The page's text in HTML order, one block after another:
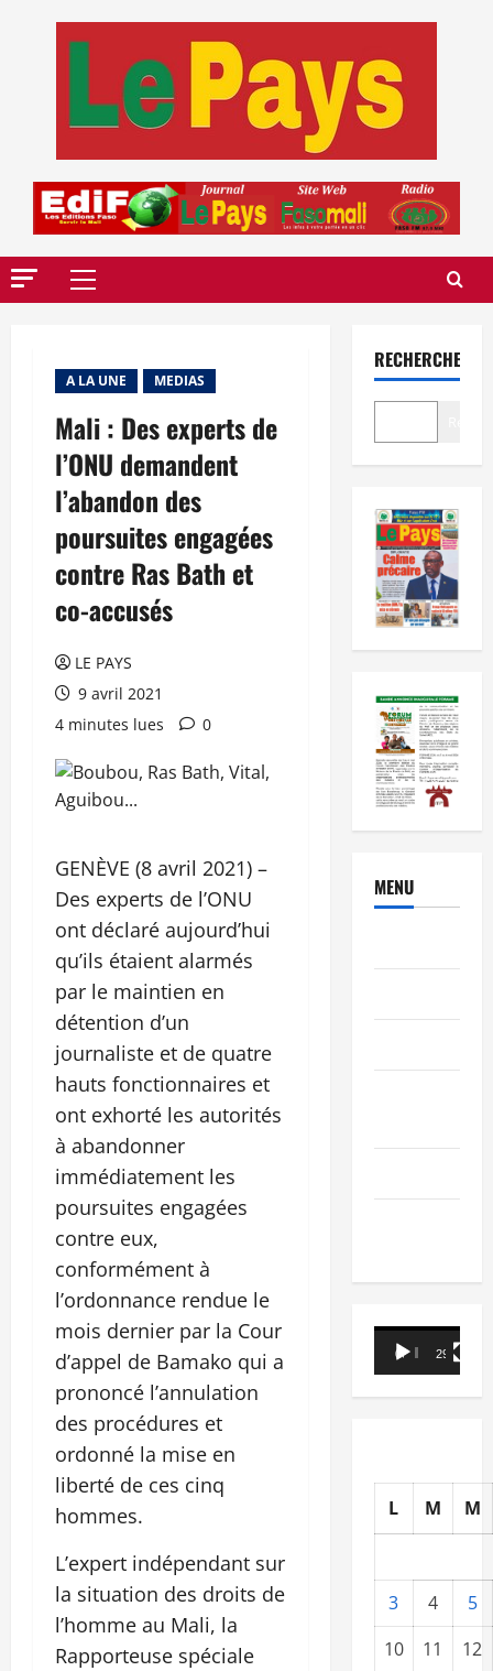
Menu
A LA UNE MEDIAS
Mali : Des experts de
l’ONU demandent
l’abandon des
poursuites engagées
contre Ras Bath et
co-accusés
LE PAYS
9 avril 2021
4 minutes lues
0
GENÈVE (8 avril 2021) –
Des experts de l’ONU
ont déclaré aujourd’hui
qu’ils étaient alarmés
par le maintien en
détention d’un
journaliste et de quatre
hauts fonctionnaires et
ont exhorté les autorités
à abandonner
immédiatement les
poursuites engagées
contre eux,
conformément à
l’ordonnance rendue le
mois dernier par la Cour
d’appel de Bamako qui a
prononcé l’annulation
des procédures et
ordonné la mise en
liberté de ces cinq
hommes.
L’expert indépendant sur
la situation des droits de
l’homme au Mali, la
Rapporteuse spéciale
RECHERCHER
MENU
Lecteur
vidéo
00:00 29:21
L M M
3 4
5
10
11
12